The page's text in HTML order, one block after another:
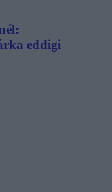
eddigi